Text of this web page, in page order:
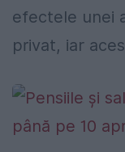
efectele unei
privat, iar